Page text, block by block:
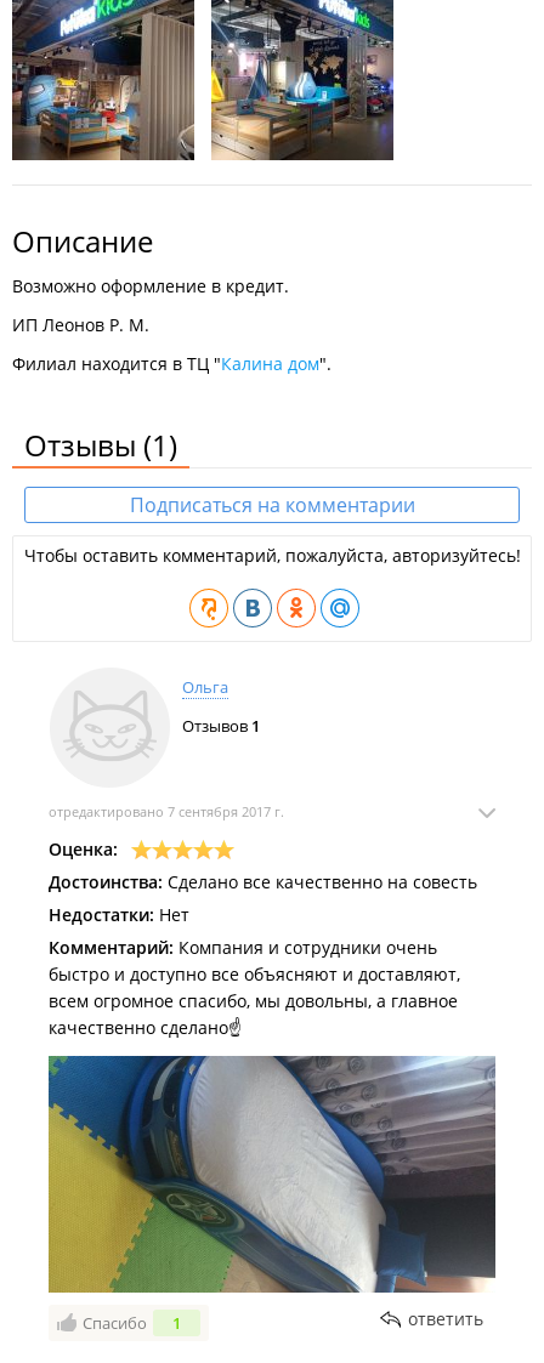
Описание
Возможно оформление в кредит.
ИП Леонов Р. М.
Филиал находится в ТЦ "Калина дом".
Отзывы (1)
Подписаться на комментарии
Чтобы оставить комментарий, пожалуйста, авторизуйтесь!
Ольга
Отзывов 1
отредактировано 7 сентября 2017 г.
Оценка:
Достоинства: Сделано все качественно на совесть
Недостатки: Нет
Комментарий: Компания и сотрудники очень
быстро и доступно все объясняют и доставляют,
всем огромное спасибо, мы довольны, а главное
качественно сделано☝️
Спасибо 1 ответить